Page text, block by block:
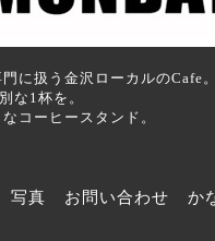
に扱う金沢ローカルのCafe。
な1杯を。
コーヒースタンド。
写真 お問い合わせ か